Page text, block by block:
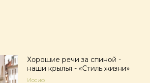
Хорошие речи за спиной -
наши крылья - «Стиль жизни»
Иосиф